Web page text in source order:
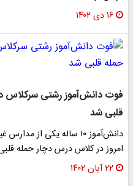
۱۶ دی ۱۴۰۲
قلبی شد
امروز در کلاس درس دچار حمله
۲۲ آبان ۱۴۰۲